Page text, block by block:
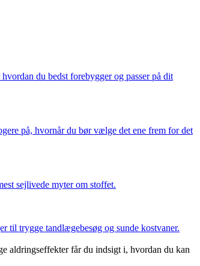
du bedst forebygger og passer på dit
på, hvornår du bør vælge det ene frem for det
sejlivede myter om stoffet.
til trygge tandlægebesøg og sunde kostvaner.
aldringseffekter får du indsigt i, hvordan du kan